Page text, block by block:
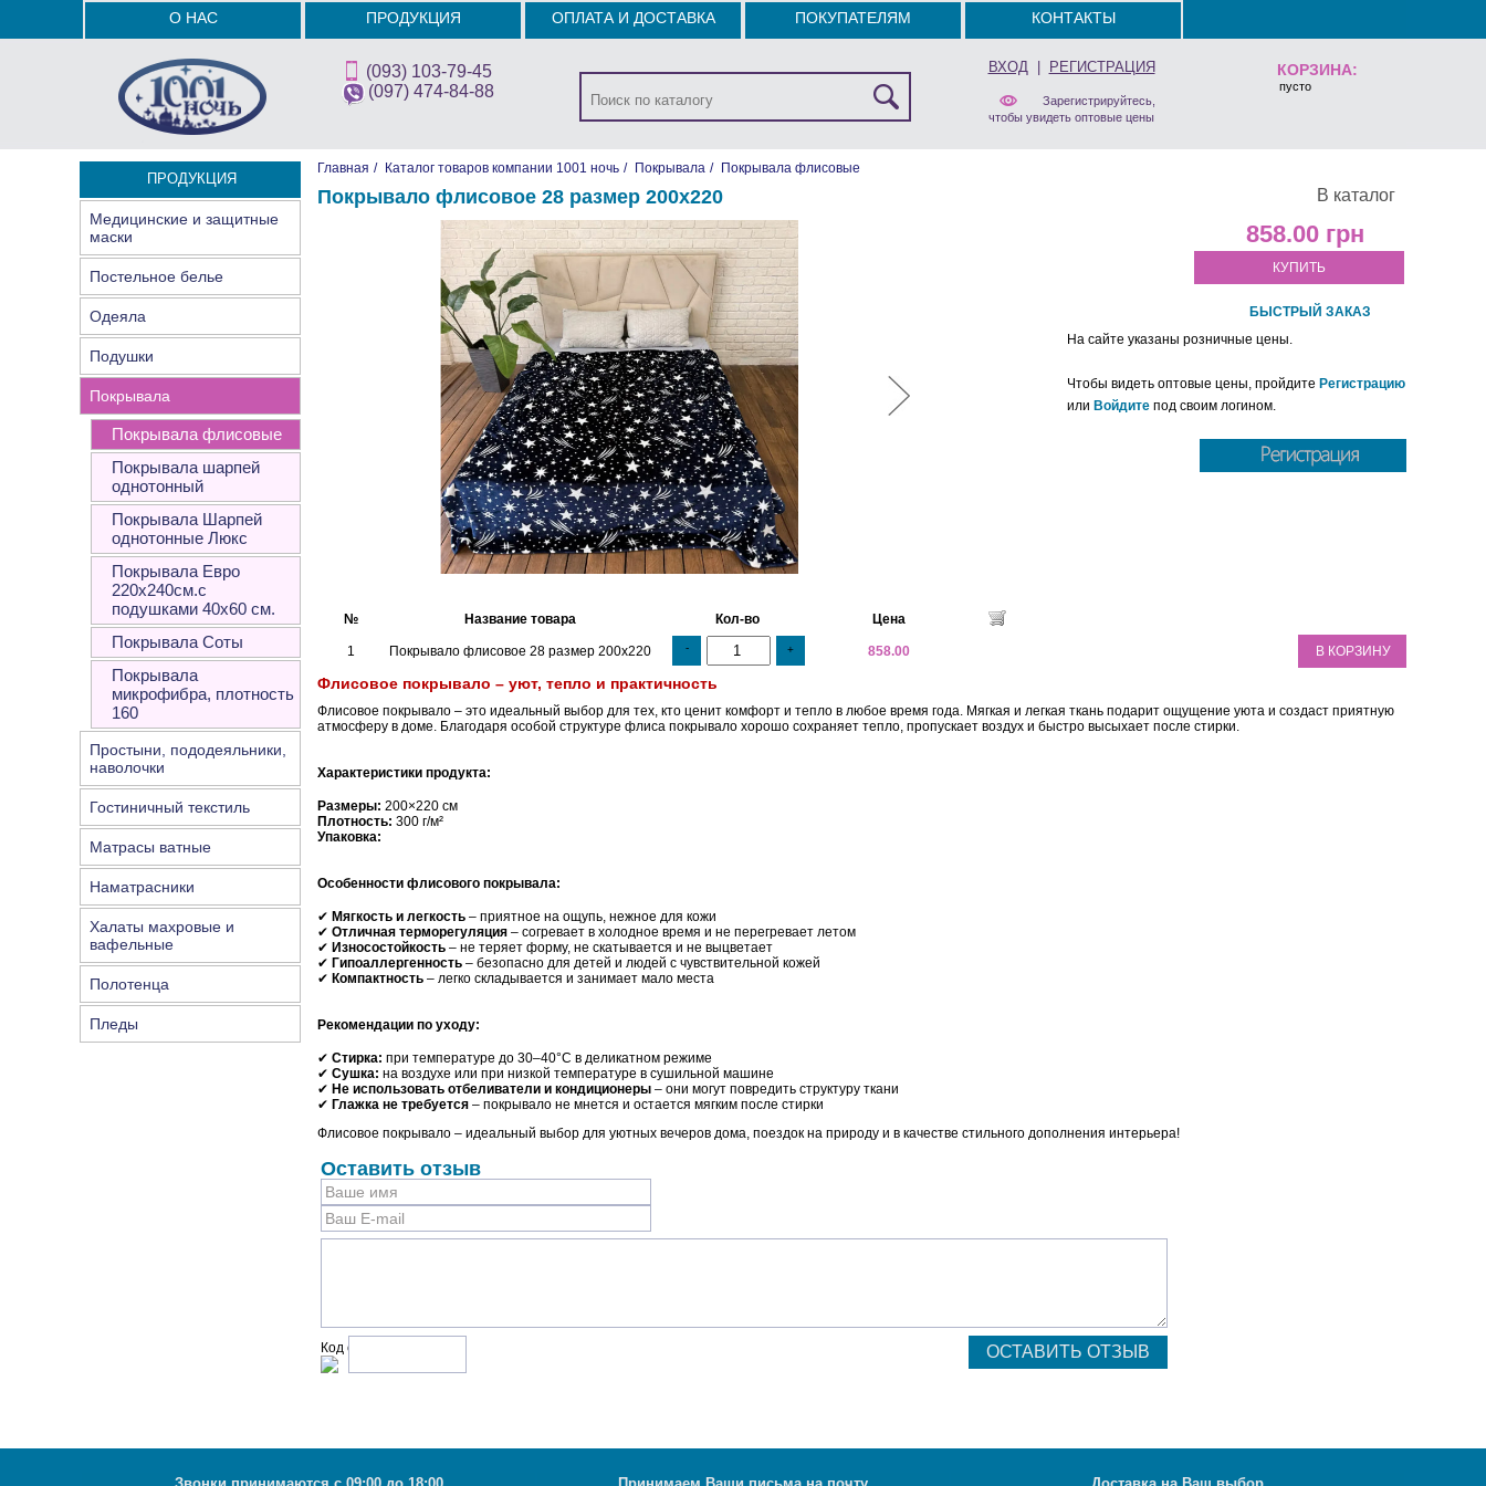
КОРЗИНА:
пусто
О НАС ПРОДУКЦИЯ ОПЛАТА И ДОСТАВКА ПОКУПАТЕЛЯМ КОНТАКТЫ
(093) 103-79-45
(097) 474-84-88
ВХОД| РЕГИСТРАЦИЯ
Зарегистрируйтесь,
чтобы увидеть оптовые цены
ПРОДУКЦИЯ
Медицинские и защитные
маски
Постельное белье
Одеяла
Подушки
Покрывала
Покрывала флисовые
Покрывала шарпей
однотонный
Покрывала Шарпей
однотонные Люкс
Покрывала Евро
220х240см.с
подушками 40х60 см.
Покрывала Соты
Покрывала
микрофибра, плотность
160
Простыни, пододеяльники,
наволочки
Гостиничный текстиль
Матрасы ватные
Наматрасники
Халаты махровые и
вафельные
Полотенца
Пледы
Главная / Каталог товаров компании 1001 ночь / Покрывала / Покрывала флисовые
В каталог
Покрывало флисовое 28 размер 200х220
858.00
КУПИТЬ
БЫСТРЫЙ ЗАКАЗ
На сайте указаны розничные цены.
Чтобы видеть оптовые цены, пройдите Регистрацию
или Войдите под своим логином.
№ Название товара Кол-во Цена
1 Покрывало флисовое 28 размер 200х220 - + 858.00 В КОРЗИНУ
Флисовое покрывало – уют, тепло и практичность
Флисовое покрывало – это идеальный выбор для тех, кто ценит комфорт и тепло в любое время года. Мягкая и легкая ткань подарит ощущение уюта и создаст приятную
атмосферу в доме. Благодаря особой структуре флиса покрывало хорошо сохраняет тепло, пропускает воздух и быстро высыхает после стирки.
Характеристики продукта:
Размеры: 200×220 см
Плотность: 300 г/м²
Упаковка:
Особенности флисового покрывала:
✔ Мягкость и легкость – приятное на ощупь, нежное для кожи
✔ Отличная терморегуляция – согревает в холодное время и не перегревает летом
✔ Износостойкость – не теряет форму, не скатывается и не выцветает
✔ Гипоаллергенность – безопасно для детей и людей с чувствительной кожей
✔ Компактность – легко складывается и занимает мало места
Рекомендации по уходу:
✔ Стирка: при температуре до 30–40°C в деликатном режиме
✔ Сушка: на воздухе или при низкой температуре в сушильной машине
✔ Не использовать отбеливатели и кондиционеры – они могут повредить структуру ткани
✔ Глажка не требуется – покрывало не мнется и остается мягким после стирки
Флисовое покрывало – идеальный выбор для уютных вечеров дома, поездок на природу и в качестве стильного дополнения интерьера!
Оставить отзыв
Код с рисунка: